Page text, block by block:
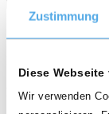
Zustimmung
Diese
Wir verwenden
Minőség